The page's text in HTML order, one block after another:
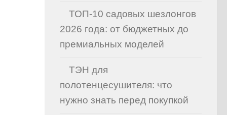
ТОП-10 садовых шезлонгов
2026 года: от бюджетных до
премиальных моделей
ТЭН для
полотенцесушителя: что
нужно знать перед покупкой